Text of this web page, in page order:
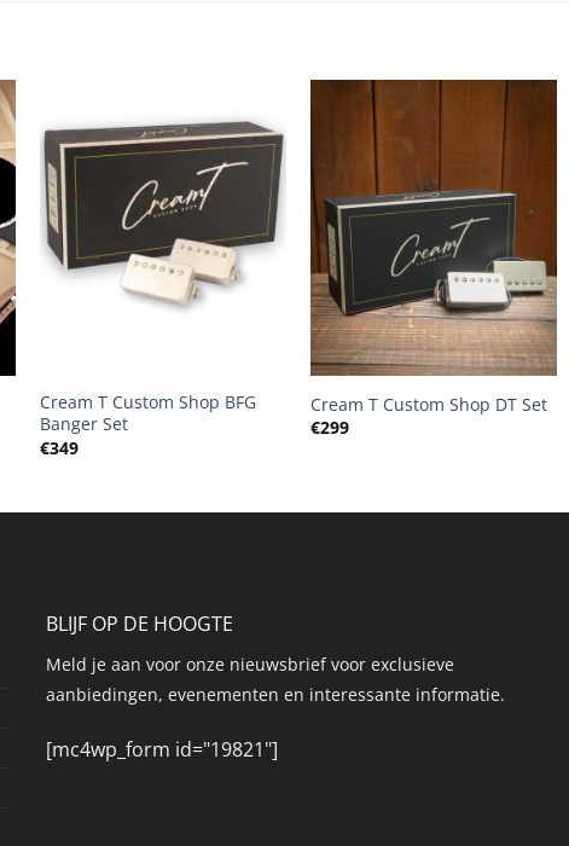
Cream T Custom Shop BFG
Banger Set
€349
Cream T Custom Shop DT Set
€299
BLIJF OP DE HOOGTE
Meld je aan voor onze nieuwsbrief voor exclusieve
aanbiedingen, evenementen en interessante informatie.
[mc4wp_form id="19821"]